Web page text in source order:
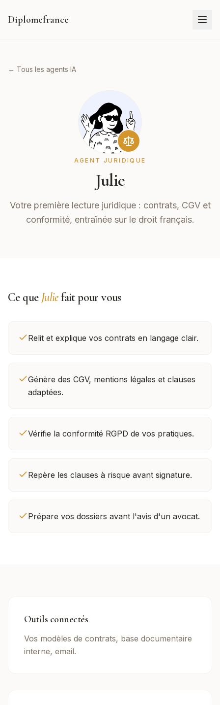
Diplomefrance
← Tous les agents IA
AGENT JURIDIQUE
Julie
Votre première lecture juridique : contrats, CGV et
conformité, entraînée sur le droit français.
Ce que Juliefait pour vous
Relit et explique vos contrats en langage clair.
Génère des CGV, mentions légales et clauses
adaptées.
Vérifie la conformité RGPD de vos pratiques.
Repère les clauses à risque avant signature.
Prépare vos dossiers avant l'avis d'un avocat.
Outils connectés
Vos modèles de contrats, base documentaire
interne, email.